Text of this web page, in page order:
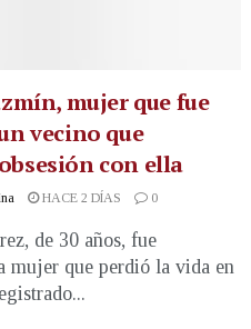
mujer que fue
vecino que
con ella
HACE 2 DÍAS 0
de 30 años, fue
mujer que perdió la vida en